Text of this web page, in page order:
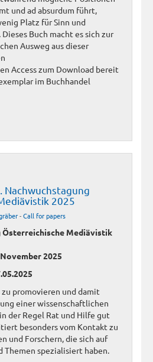
und ad absurdum führt,
Platz für Sinn und
Buch macht es sich zur
Ausweg aus dieser
Access zum Download bereit
im Buchhandel
Nachwuchstagung
2025
-Call for papers
Österreichische Mediävistik
2025
promovieren und damit
einer wissenschaftlichen
der Regel Rat und Hilfe gut
besonders vom Kontakt zu
und Forschern, die sich auf
Themen spezialisiert haben.